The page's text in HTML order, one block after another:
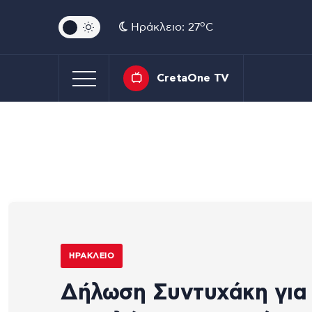
Ηράκλειο: 27oC
CretaOne TV
ΗΡΆΚΛΕΙΟ
Δήλωση Συντυχάκη για